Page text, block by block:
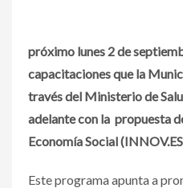
próximo lunes 2 de
capacitaciones que la
través del Ministerio de
adelante con la propuesta
Economía Social
Este programa apunta a